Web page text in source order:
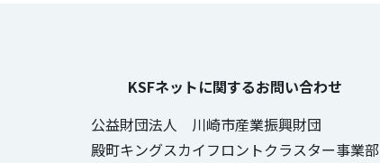
KSFネットに関するお問い合わせ
公益財団法人 川崎市産業振興財団
殿町キングスカイフロントクラスター事業部